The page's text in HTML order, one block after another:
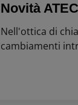
Novità
Nell'ottica di
cambiamenti